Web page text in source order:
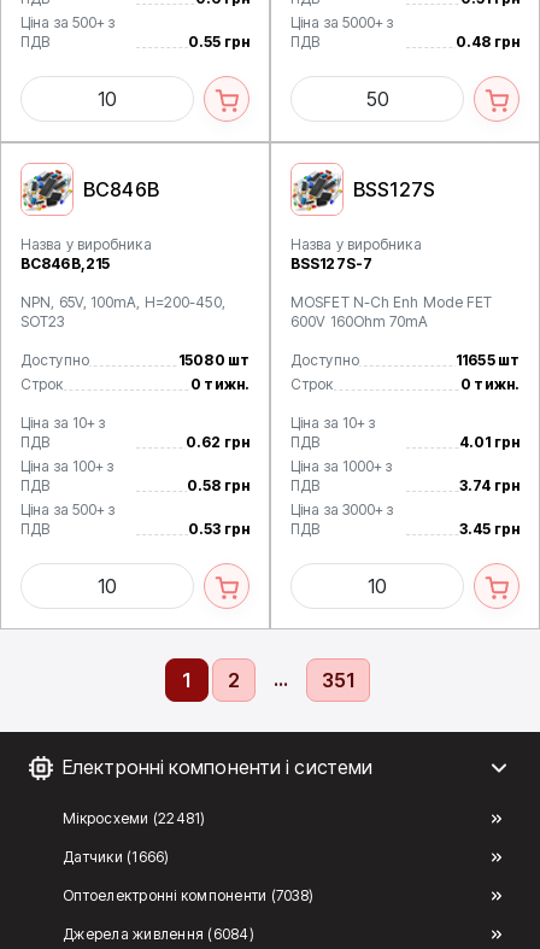
Електронні компоненти і системи
Мікросхеми (22481)
Датчики (1666)
Оптоелектронні компоненти (7038)
Джерела живлення (6084)
Ціна за 500+ з
ПДВ
0.55 грн
Ціна за 5000+ з
ПДВ
0.48 грн
BC846B
Назва у виробника
BC846B,215
NPN, 65V, 100mA, H=200-450,
SOT23
Доступно
15080 шт
Строк
0 тижн.
Ціна за 10+ з
ПДВ
0.62 грн
Ціна за 100+ з
ПДВ
0.58 грн
Ціна за 500+ з
ПДВ
0.53 грн
BSS127S
Назва у виробника
BSS127S-7
MOSFET N-Ch Enh Mode FET
600V 160Ohm 70mA
Доступно
11655 шт
Строк
0 тижн.
Ціна за 10+ з
ПДВ
4.01 грн
Ціна за 1000+ з
ПДВ
3.74 грн
Ціна за 3000+ з
ПДВ
3.45 грн
1 2 ... 351